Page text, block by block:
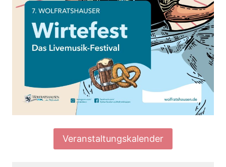
Veranstaltungskalender